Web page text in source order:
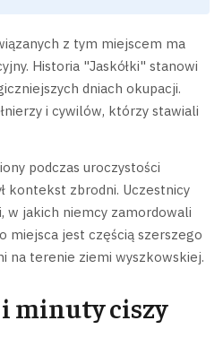
z tym miejscem ma
Historia "Jaskółki" stanowi
dniach okupacji.
i cywilów, którzy stawiali
podczas uroczystości
kontekst zbrodni. Uczestnicy
w jakich niemcy zamordowali
miejsca jest częścią szerszego
na terenie ziemi wyszkowskiej.
minuty ciszy